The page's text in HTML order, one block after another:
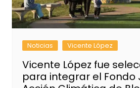
Noticias Vicente López
Vicente López fue
para integrar el Fondo